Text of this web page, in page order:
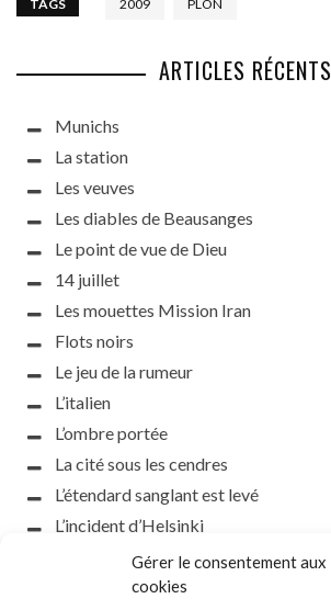
Gérer le consentement aux
cookies
TAGS 2009 PLON
ARTICLES RÉCENTS
Munichs
La station
Les veuves
Les diables de Beausanges
Le point de vue de Dieu
14 juillet
Les mouettes Mission Iran
Flots noirs
Le jeu de la rumeur
L’italien
L’ombre portée
La cité sous les cendres
L’étendard sanglant est levé
L’incident d’Helsinki
la petite fasciste
Toutes les nuances de la nuit